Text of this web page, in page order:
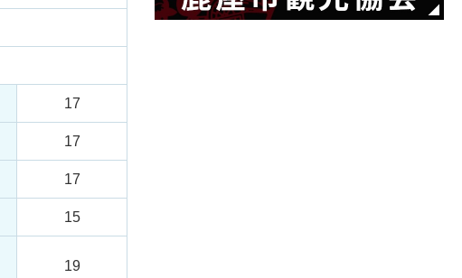
17
17
17
15
19